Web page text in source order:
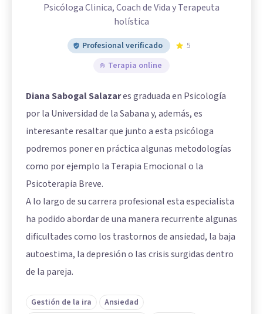
Psicóloga Clinica, Coach de Vida y Terapeuta
holística
Profesional verificado
5
Terapia online
Diana Sabogal Salazares graduada en Psicología
por la Universidad de la Sabana y, además, es
interesante resaltar que junto a esta psicóloga
podremos poner en práctica algunas metodologías
como por ejemplo la Terapia Emocional o la
Psicoterapia Breve.
A lo largo de su carrera profesional esta especialista
ha podido abordar de una manera recurrente algunas
dificultades como los trastornos de ansiedad, la baja
autoestima, la depresión o las crisis surgidas dentro
de la pareja.
Gestión de la ira
Ansiedad